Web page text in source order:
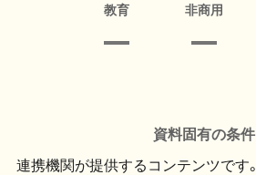
教育 非商用
資料固有の条件
連携機関が提供するコンテンツです。